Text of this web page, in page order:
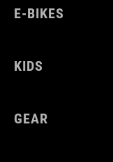
E-BIKES
KIDS
GEAR